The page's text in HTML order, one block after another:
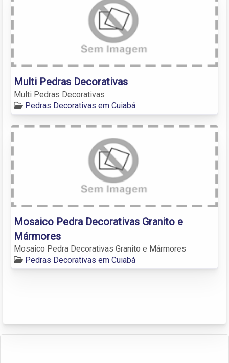
Multi Pedras Decorativas
Multi Pedras Decorativas
Pedras Decorativas em Cuiabá
Mosaico Pedra Decorativas Granito e
Mármores
Mosaico Pedra Decorativas Granito e Mármores
Pedras Decorativas em Cuiabá